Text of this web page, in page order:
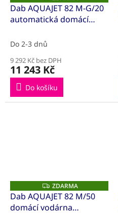
D
A
R
Dab AQUAJET 82 M-G/20
automatická domácí
Do 2-3 dnů
9 292 Kč bez DPH
11 243 Kč
Do košíku
Z
D
A
R
ZDARMA
Dab AQUAJET 82 M/50
domácí vodárna